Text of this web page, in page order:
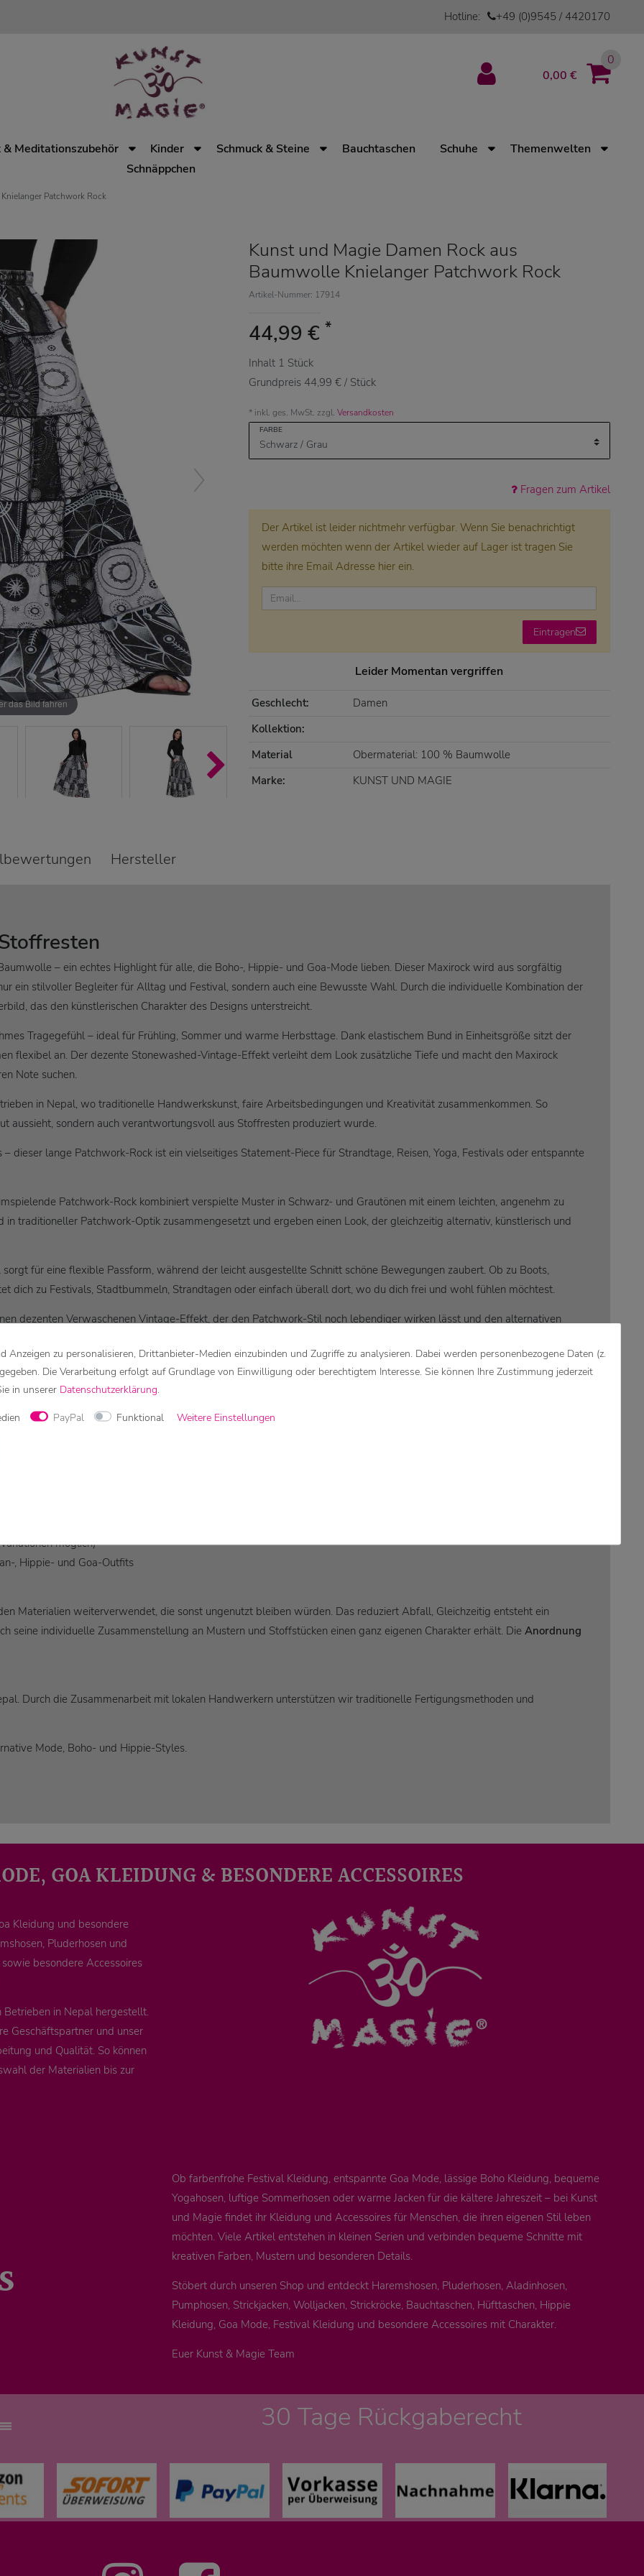
Hotline: +49 (0)9545 / 4420170
0,00 €
0
Meditationszubehör Kinder Schmuck & Steine Bauchtaschen Schuhe
Themenwelten
Schnäppchen
Patchwork Rock
das Bild fahren
Kunst und Magie Damen Rock aus
Baumwolle Knielanger Patchwork Rock
Artikel-Nummer: 17914
44,99 € *
Inhalt 1 Stück
Grundpreis 44,99 € / Stück
* inkl. ges. MwSt. zzgl. Versandkosten
FARBE
Fragen zum Artikel
Der Artikel ist leider nichtmehr verfügbar. Wenn Sie benachrichtigt
werden möchten wenn der Artikel wieder auf Lager ist tragen Sie
bitte ihre Email Adresse hier ein.
Eintragen
Leider Momentan vergriffen
Geschlecht:
Damen
Kollektion:
Material
Obermaterial: 100 % Baumwolle
Marke:
KUNST UND MAGIE
Hersteller
– ein echtes Highlight für alle, die Boho-, Hippie- und Goa-Mode lieben. Dieser Maxirock wird aus sorgfältig
ein stilvoller Begleiter für Alltag und Festival, sondern auch eine Bewusste Wahl. Durch die individuelle Kombination der
das den künstlerischen Charakter des Designs unterstreicht.
Tragegefühl – ideal für Frühling, Sommer und warme Herbsttage. Dank elastischem Bund in Einheitsgröße sitzt der
flexibel an. Der dezente Stonewashed-Vintage-Effekt verleiht dem Look zusätzliche Tiefe und macht den Maxirock
Note suchen.
in Nepal, wo traditionelle Handwerkskunst, faire Arbeitsbedingungen und Kreativität zusammenkommen. So
aussieht, sondern auch verantwortungsvoll aus Stoffresten produziert wurde.
dieser lange Patchwork-Rock ist ein vielseitiges Statement-Piece für Strandtage, Reisen, Yoga, Festivals oder entspannte
Patchwork-Rock kombiniert verspielte Muster in Schwarz- und Grautönen mit einem leichten, angenehm zu
traditioneller Patchwork-Optik zusammengesetzt und ergeben einen Look, der gleichzeitig alternativ, künstlerisch und
sorgt für eine flexible Passform, während der leicht ausgestellte Schnitt schöne Bewegungen zaubert. Ob zu Boots,
dich zu Festivals, Stadtbummeln, Strandtagen oder einfach überall dort, wo du dich frei und wohl fühlen möchtest.
dezenten Verwaschenen Vintage-Effekt, der den Patchwork-Stil noch lebendiger wirken lässt und den alternativen
Bund vielen Körperformen bequem und flexibel.
und Herbst
möglich)
, Hippie- und Goa-Outfits
Materialien weiterverwendet, die sonst ungenutzt bleiben würden. Das reduziert Abfall, Gleichzeitig entsteht ein
seine individuelle Zusammenstellung an Mustern und Stoffstücken einen ganz eigenen Charakter erhält. Die Anordnung
Durch die Zusammenarbeit mit lokalen Handwerkern unterstützen wir traditionelle Fertigungsmethoden und
Mode, Boho- und Hippie-Styles.
GOA KLEIDUNG & BESONDERE ACCESSOIRES
Kleidung und besondere
Pluderhosen und
besondere Accessoires
in Nepal hergestellt.
Geschäftspartner und unser
und Qualität. So können
der Materialien bis zur
Ob farbenfrohe Festival Kleidung, entspannte Goa Mode, lässige Boho Kleidung, bequeme
Yogahosen, luftige Sommerhosen oder warme Jacken für die kältere Jahreszeit – bei Kunst
und Magie findet ihr Kleidung und Accessoires für Menschen, die ihren eigenen Stil leben
möchten. Viele Artikel entstehen in kleinen Serien und verbinden bequeme Schnitte mit
kreativen Farben, Mustern und besonderen Details.
Stöbert durch unseren Shop und entdeckt Haremshosen, Pluderhosen, Aladinhosen,
Pumphosen, Strickjacken, Wolljacken, Strickröcke, Bauchtaschen, Hüfttaschen, Hippie
Kleidung, Goa Mode, Festival Kleidung und besondere Accessoires mit Charakter.
Euer Kunst & Magie Team
30 Tage Rückgaberecht
zu personalisieren, Drittanbieter-Medien einzubinden und Zugriffe zu analysieren. Dabei werden personenbezogene Daten (z.
Die Verarbeitung erfolgt auf Grundlage von Einwilligung oder berechtigtem Interesse. Sie können Ihre Zustimmung jederzeit
in unserer Daten­schutz­erklärung.
PayPal Funktional Weitere Einstellungen